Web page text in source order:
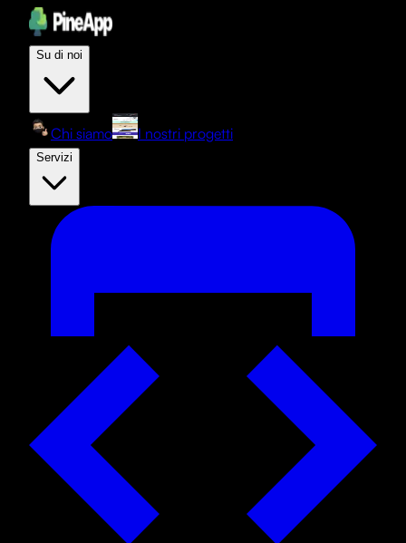
Su di noi
Chi siamo I nostri progetti
Servizi